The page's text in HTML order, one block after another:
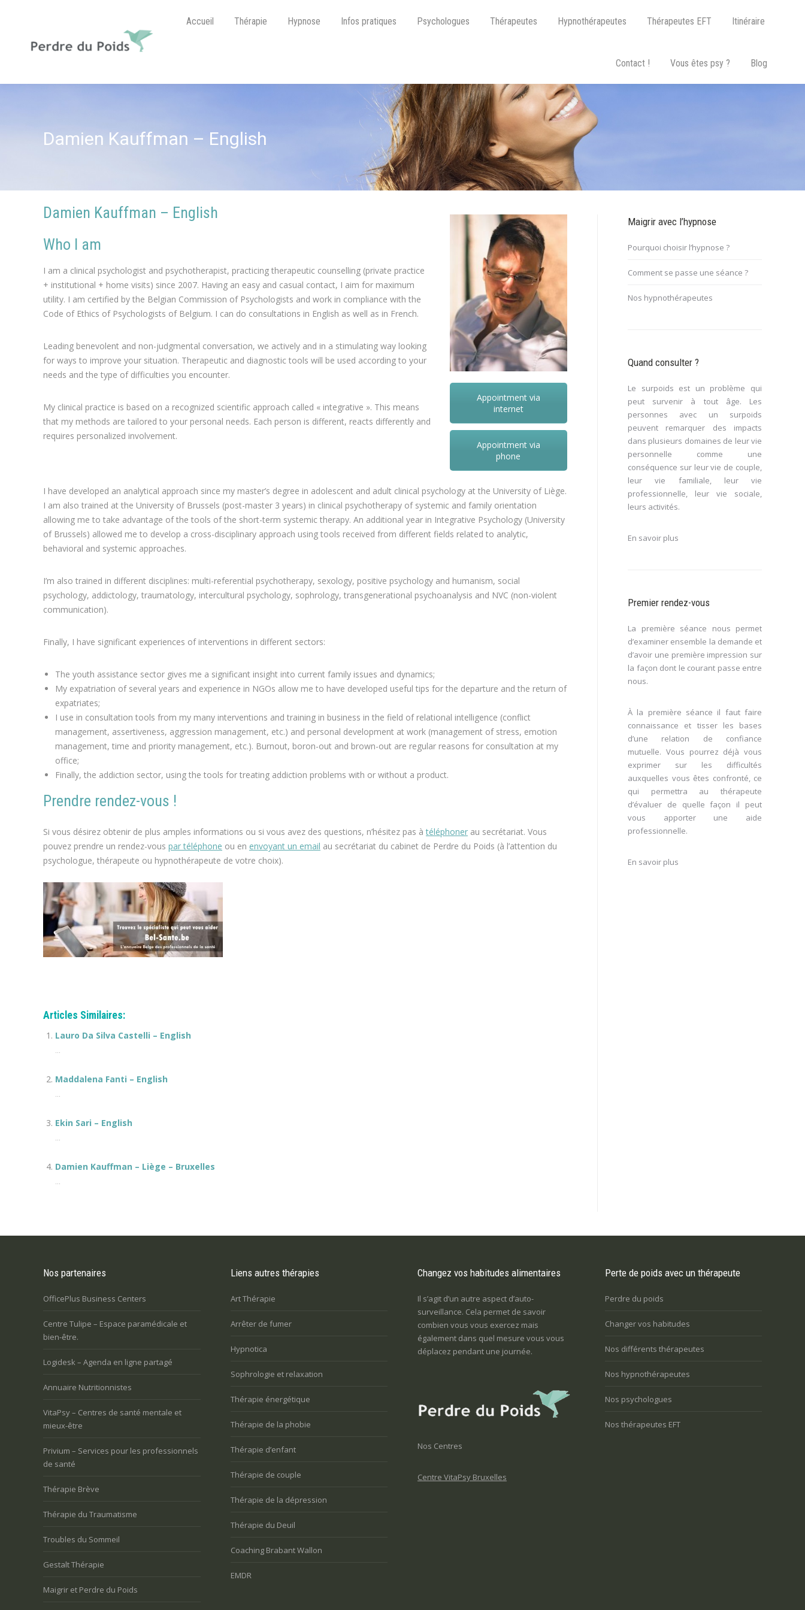
Accueil Thérapie Hypnose Infos pratiques Psychologues Thérapeutes Hypnothérapeutes Thérapeutes EFT Itinéraire
Contact ! Vous êtes psy ? Blog
Damien Kauffman – English
Damien Kauffman – English
Who I am
I am a clinical psychologist and psychotherapist, practicing therapeutic counselling (private practice
+ institutional + home visits) since 2007. Having an easy and casual contact, I aim for maximum
utility. I am certified by the Belgian Commission of Psychologists and work in compliance with the
Code of Ethics of Psychologists of Belgium. I can do consultations in English as well as in French.
Leading benevolent and non-judgmental conversation, we actively and in a stimulating way looking
for ways to improve your situation. Therapeutic and diagnostic tools will be used according to your
needs and the type of difficulties you encounter.
My clinical practice is based on a recognized scientific approach called « integrative ». This means
that my methods are tailored to your personal needs. Each person is different, reacts differently and
requires personalized involvement.
Appointment via
internet
Appointment via
phone
I have developed an analytical approach since my master’s degree in adolescent and adult clinical psychology at the University of Liège.
I am also trained at the University of Brussels (post-master 3 years) in clinical psychotherapy of systemic and family orientation
allowing me to take advantage of the tools of the short-term systemic therapy. An additional year in Integrative Psychology (University
of Brussels) allowed me to develop a cross-disciplinary approach using tools received from different fields related to analytic,
behavioral and systemic approaches.
I’m also trained in different disciplines: multi-referential psychotherapy, sexology, positive psychology and humanism, social
psychology, addictology, traumatology, intercultural psychology, sophrology, transgenerational psychoanalysis and NVC (non-violent
communication).
Finally, I have significant experiences of interventions in different sectors:
The youth assistance sector gives me a significant insight into current family issues and dynamics;
My expatriation of several years and experience in NGOs allow me to have developed useful tips for the departure and the return of
expatriates;
I use in consultation tools from my many interventions and training in business in the field of relational intelligence (conflict
management, assertiveness, aggression management, etc.) and personal development at work (management of stress, emotion
management, time and priority management, etc.). Burnout, boron-out and brown-out are regular reasons for consultation at my
office;
Finally, the addiction sector, using the tools for treating addiction problems with or without a product.
Prendre rendez-vous !
Si vous désirez obtenir de plus amples informations ou si vous avez des questions, n’hésitez pas àtéléphoner au secrétariat. Vous
pouvez prendre un rendez-vous par téléphone ou en envoyant un email au secrétariat du cabinet de Perdre du Poids (à l’attention du
psychologue, thérapeute ou hypnothérapeute de votre choix).
Articles Similaires:
Lauro Da Silva Castelli – English
...
Maddalena Fanti – English
...
Ekin Sari – English
...
Damien Kauffman – Liège – Bruxelles
...
Maigrir avec l’hypnose
Pourquoi choisir l’hypnose ?
Comment se passe une séance ?
Nos hypnothérapeutes
Quand consulter ?
Le surpoids est un problème qui
peut survenir à tout âge. Les
personnes avec un surpoids
peuvent remarquer des impacts
dans plusieurs domaines de leur vie
personnelle comme une
conséquence sur leur vie de couple,
leur vie familiale, leur vie
professionnelle, leur vie sociale,
leurs activités.
En savoir plus
Premier rendez-vous
La première séance nous permet
d’examiner ensemble la demande et
d’avoir une première impression sur
la façon dont le courant passe entre
nous.
À la première séance il faut faire
connaissance et tisser les bases
d’une relation de confiance
mutuelle. Vous pourrez déjà vous
exprimer sur les difficultés
auxquelles vous êtes confronté, ce
qui permettra au thérapeute
d’évaluer de quelle façon il peut
vous apporter une aide
professionnelle.
En savoir plus
Nos partenaires
OfficePlus Business Centers
Centre Tulipe – Espace paramédicale et
bien-être.
Logidesk – Agenda en ligne partagé
Annuaire Nutritionnistes
VitaPsy – Centres de santé mentale et
mieux-être
Privium – Services pour les professionnels
de santé
Thérapie Brève
Thérapie du Traumatisme
Troubles du Sommeil
Gestalt Thérapie
Maigrir et Perdre du Poids
Liens autres thérapies
Art Thérapie
Arrêter de fumer
Hypnotica
Sophrologie et relaxation
Thérapie énergétique
Thérapie de la phobie
Thérapie d’enfant
Thérapie de couple
Thérapie de la dépression
Thérapie du Deuil
Coaching Brabant Wallon
EMDR
Changez vos habitudes alimentaires
Il s’agit d’un autre aspect d’auto-
surveillance. Cela permet de savoir
combien vous vous exercez mais
également dans quel mesure vous vous
déplacez pendant une journée.
Nos Centres
Centre VitaPsy Bruxelles
Perte de poids avec un thérapeute
Perdre du poids
Changer vos habitudes
Nos différents thérapeutes
Nos hypnothérapeutes
Nos psychologues
Nos thérapeutes EFT